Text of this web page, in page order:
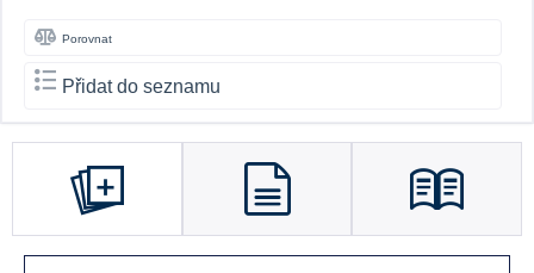
Porovnat
Přidat do seznamu